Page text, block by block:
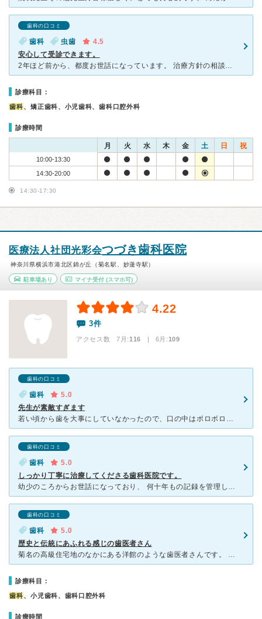
歯科の口コミ
歯科 虫歯
4.5
安心して受診できます。
2年ほど前から、都度お世話になっています。 治療方針の相談もこちらの話をよく聞いてくださり、納得して治療を始めてもらえるし、何よりも治療が丁寧で、衛生士さん達も丁寧です。 毎回の治療後の経過も良好
診療科目：
歯科、矯正歯科、小児歯科、歯科口腔外科
診療時間
月 火 水 木 金 土 日 祝
10:00-13:30
14:30-20:00
14:30-17:30
医療法人社団光彩会つづき歯科医院
神奈川県横浜市港北区錦が丘（菊名駅、妙蓮寺駅）
駐車場あり マイナ受付(スマホ可)
4.22
3件
アクセス数 7月:116 | 6月:109
歯科の口コミ
歯科
5.0
先生が素敵すぎます
若い頃から歯を大事にしていなかったので、口の中はボロボロなので、新しい歯医者に行くたびに口の中を見られるのが恥ずかしく「酷くて驚かれる事が多いため」、紹介されたこちらをどきどきしながら受診。先生は歯科
歯科の口コミ
歯科
5.0
しっかり丁寧に治療してくださる歯科医院です。
幼少のころからお世話になっており、 何十年もの記録を管理していだだいています。 院長先生が直々に診察していただくことがほとんどです。 歯の治療のほか、顎関節症についても専門に取り組んでいらっしゃ
歯科の口コミ
歯科
5.0
歴史と伝統にあふれる感じの歯医者さん
菊名の高級住宅地のなかにある洋館のような歯医者さんです。 北海道大学のご出身の先生は、歯医者の先生の先生のようで、他院の先生から紹介されて行ってきました。 他院で根管治療がうまくいかなくて、再
診療科目：
歯科、小児歯科、歯科口腔外科
診療時間